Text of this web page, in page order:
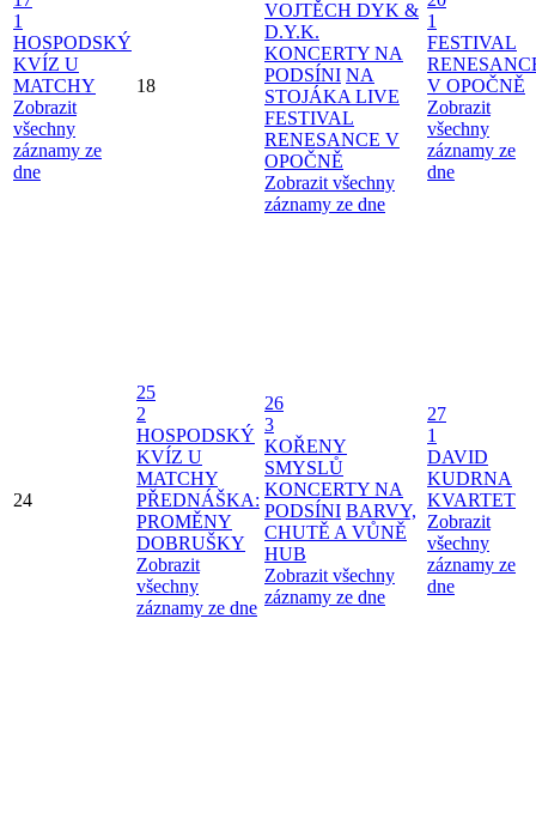
1
HOSPODSKÝ
KVÍZ U
MATCHY
Zobrazit
všechny
záznamy ze
dne
18
VOJTĚCH DYK &
D.Y.K.
KONCERTY NA
PODSÍNI NA
STOJÁKA LIVE
FESTIVAL
RENESANCE V
OPOČNĚ
Zobrazit všechny
záznamy ze dne
1
FESTIVAL
V OPOČNĚ
Zobrazit
všechny
záznamy ze
dne
24
25
2
HOSPODSKÝ
KVÍZ U
MATCHY
PŘEDNÁŠKA:
PROMĚNY
DOBRUŠKY
Zobrazit
všechny
záznamy ze dne
26
3
KOŘENY
SMYSLŮ
KONCERTY NA
PODSÍNI BARVY,
CHUTĚ A VŮNĚ
HUB
Zobrazit všechny
záznamy ze dne
27
1
DAVID
KUDRNA
KVARTET
Zobrazit
všechny
záznamy ze
dne